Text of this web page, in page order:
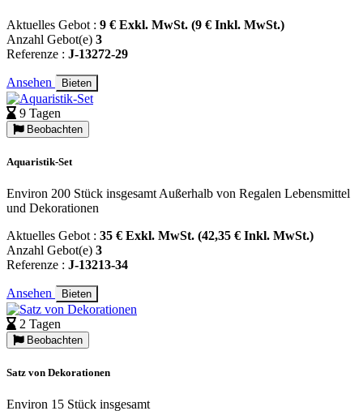
Aktuelles Gebot : 9 € Exkl. MwSt. (9 € Inkl. MwSt.)
Anzahl Gebot(e) 3
Referenze : J-13272-29
Ansehen Bieten
9 Tagen
Beobachten
Aquaristik-Set
Environ 200 Stück insgesamt Außerhalb von Regalen Lebensmittel
und Dekorationen
Aktuelles Gebot : 35 € Exkl. MwSt. (42,35 € Inkl. MwSt.)
Anzahl Gebot(e) 3
Referenze : J-13213-34
Ansehen Bieten
2 Tagen
Beobachten
Satz von Dekorationen
Environ 15 Stück insgesamt